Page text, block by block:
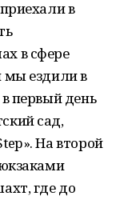
в
в сфере
мы ездили в
первый день
сад,
На второй
где до